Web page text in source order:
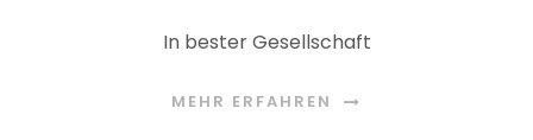
In bester Gesellschaft
MEHR ERFAHREN